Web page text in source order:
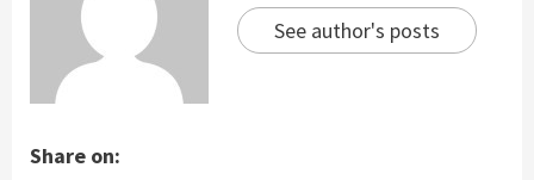
See author's posts
Share on: